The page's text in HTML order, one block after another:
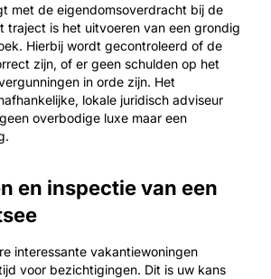
met de eigendomsoverdracht bij de
traject is het uitvoeren van een grondig
Hierbij wordt gecontroleerd of de
zijn, of er geen schulden op het
in orde zijn. Het
lokale juridisch adviseur
overbodige luxe maar een
en inspectie van een
interessante vakantiewoningen
voor bezichtigingen. Dit is uw kans